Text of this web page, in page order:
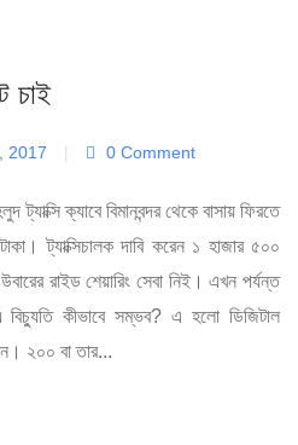
চাই
2017 | 0 Comment
ট্যাক্সি ক্যাবে বিমানবন্দর থেকে বাসায় ফিরতে
ট্যাক্সিচালক দাবি করেন ১ হাজার ৫০০
রাইড শেয়ারিং সেবা নিই। এখন পর্যন্ত
বিচ্যুতি কীভাবে সম্ভব? এ হলো ডিজিটাল
২০০ বা তার...